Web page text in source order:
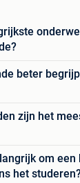
beter
zijn het
om een
het